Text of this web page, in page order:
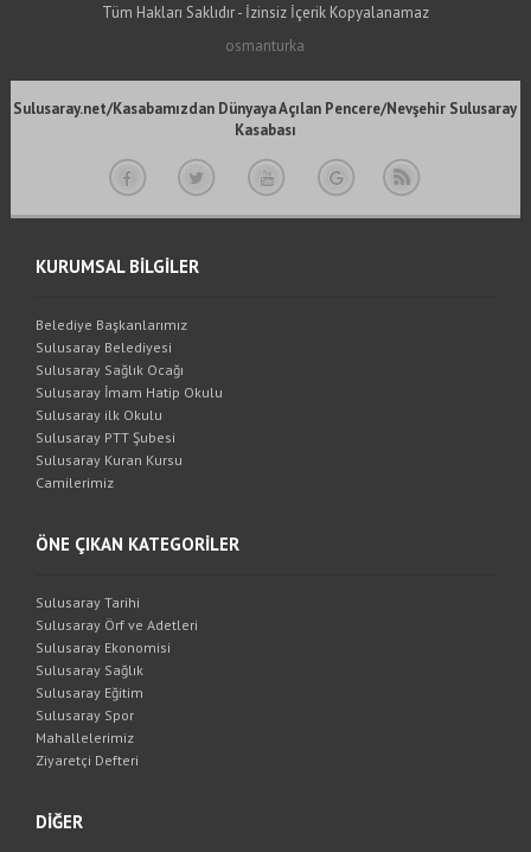
Tüm Hakları Saklıdır - İzinsiz İçerik Kopyalanamaz
osmanturka
Sulusaray.net/Kasabamızdan Dünyaya Açılan Pencere/Nevşehir Sulusaray
Kasabası
KURUMSAL BİLGİLER
Belediye Başkanlarımız
Sulusaray Belediyesi
Sulusaray Sağlık Ocağı
Sulusaray İmam Hatip Okulu
Sulusaray ilk Okulu
Sulusaray PTT Şubesi
Sulusaray Kuran Kursu
Camilerimiz
ÖNE ÇIKAN KATEGORİLER
Sulusaray Tarihi
Sulusaray Örf ve Adetleri
Sulusaray Ekonomisi
Sulusaray Sağlık
Sulusaray Eğitim
Sulusaray Spor
Mahallelerimiz
Ziyaretçi Defteri
DİĞER